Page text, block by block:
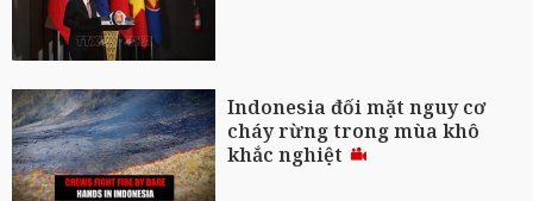
Indonesia đối mặt nguy cơ
cháy rừng trong mùa khô
khắc nghiệt